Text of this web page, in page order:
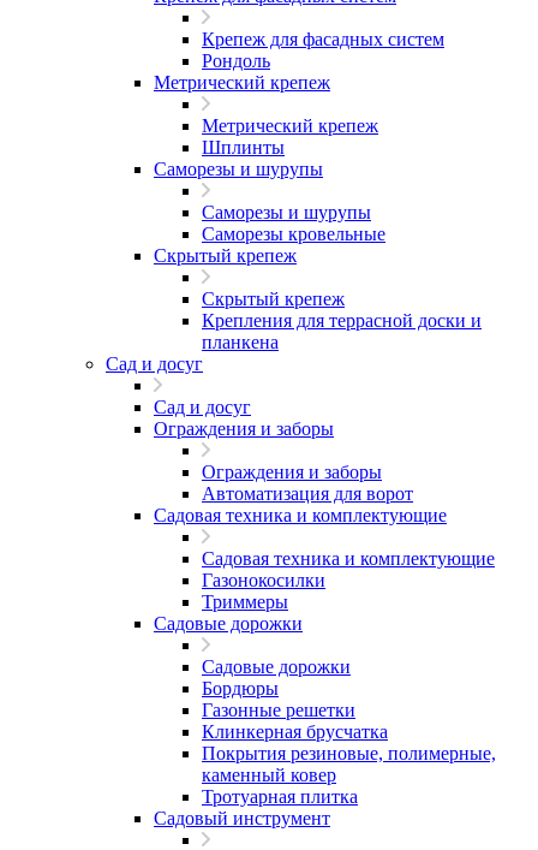
Крепеж для фасадных систем
Рондоль
Метрический крепеж
Метрический крепеж
Шплинты
Саморезы и шурупы
Саморезы и шурупы
Саморезы кровельные
Скрытый крепеж
Скрытый крепеж
Крепления для террасной доски и
планкена
Сад и досуг
Сад и досуг
Ограждения и заборы
Ограждения и заборы
Автоматизация для ворот
Садовая техника и комплектующие
Садовая техника и комплектующие
Газонокосилки
Триммеры
Садовые дорожки
Садовые дорожки
Бордюры
Газонные решетки
Клинкерная брусчатка
Покрытия резиновые, полимерные,
каменный ковер
Тротуарная плитка
Садовый инструмент